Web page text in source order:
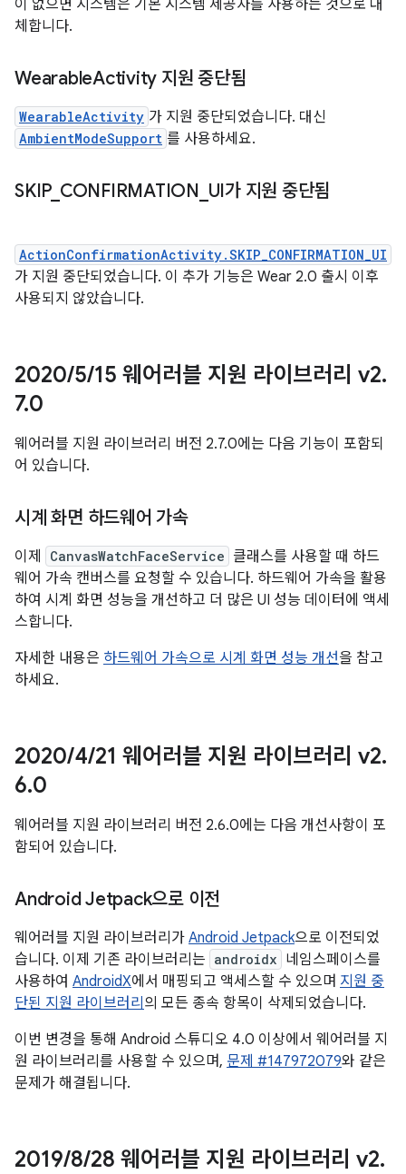
이 없으면 시스템은 기본 시스템 제공자를 사용하는 것으로 대
체합니다.
WearableActivity 지원 중단됨
WearableActivity 가 지원 중단되었습니다. 대신
AmbientModeSupport 를 사용하세요.
SKIP_ CONFIRMATION UI가 지원 중단됨
ActionConfirmationActivity.SKIP_CONFIRMATION_UI
가 지원 중단되었습니다. 이 추가 기능은 Wear 2.0 출시 이후
사용되지 않았습니다.
2020/5/15 웨어러블 지원 라이브러리 v2.
7.0
웨어러블 지원 라이브러리 버전 2.7.0에는 다음 기능이 포함되
어 있습니다.
시계 화면 하드웨어 가속
이제 CanvasWatchFaceService 클래스를 사용할 때 하드
웨어 가속 캔버스를 요청할 수 있습니다. 하드웨어 가속을 활용
하여 시계 화면 성능을 개선하고 더 많은 UI 성능 데이터에 액세
스합니다.
자세한 내용은 하드웨어 가속으로 시계 화면 성능 개선을 참고
하세요.
2020/4/21 웨어러블 지원 라이브러리 v2.
6.0
웨어러블 지원 라이브러리 버전 2.6.0에는 다음 개선사항이 포
함되어 있습니다.
Android Jetpack으로 이전
웨어러블 지원 라이브러리가 Android Jetpack으로 이전되었
습니다. 이제 기존 라이브러리는 androidx 네임스페이스를
사용하여 AndroidX에서 매핑되고 액세스할 수 있으며 지원 중
단된 지원 라이브러리 의 모든 종속 항목이 삭제되었습니다.
이번 변경을 통해 Android 스튜디오 4.0 이상에서 웨어러블 지
원 라이브러리를 사용할 수 있으며, 문제 #147972079와 같은
문제가 해결됩니다.
2019/8/28 웨어러블 지원 라이브러리 v2.